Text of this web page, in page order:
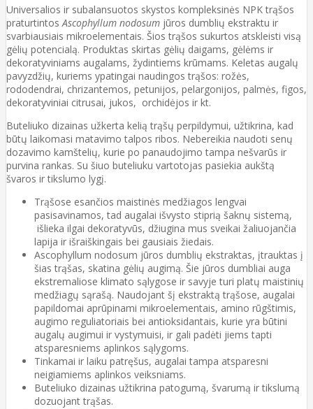
Universalios ir subalansuotos skystos kompleksinės NPK trąšos
praturtintosAscophyllum nodosum jūros dumblių ekstraktu ir
svarbiausiais mikroelementais. Šios trąšos sukurtos atskleisti visą
gėlių potencialą. Produktas skirtas gėlių daigams, gėlėms ir
dekoratyviniams augalams, žydintiems krūmams. Keletas augalų
pavyzdžių, kuriems ypatingai naudingos trąšos: rožės,
rododendrai, chrizantemos, petunijos, pelargonijos, palmės, figos,
dekoratyviniai citrusai, jukos, orchidėjos ir kt.
Buteliuko dizainas užkerta kelią trąšų perpildymui, užtikrina, kad
būtų laikomasi matavimo talpos ribos. Nebereikia naudoti senų
dozavimo kamštelių, kurie po panaudojimo tampa nešvarūs ir
purvina rankas. Su šiuo buteliuku vartotojas pasiekia aukštą
švaros ir tikslumo lygį.
Trąšose esančios maistinės medžiagos lengvai
pasisavinamos, tad augalai išvysto stiprią šaknų sistemą,
išlieka ilgai dekoratyvūs, džiugina mus sveikai žaliuojančia
lapija ir išraiškingais bei gausiais žiedais.
Ascophyllum nodosum jūros dumblių ekstraktas, įtrauktas į
šias trąšas, skatina gėlių augimą. Šie jūros dumbliai auga
ekstremaliose klimato sąlygose ir savyje turi platų maistinių
medžiagų sąrašą. Naudojant šį ekstraktą trąšose, augalai
papildomai aprūpinami mikroelementais, amino rūgštimis,
augimo reguliatoriais bei antioksidantais, kurie yra būtini
augalų augimui ir vystymuisi, ir gali padėti jiems tapti
atsparesniems aplinkos sąlygoms.
Tinkamai ir laiku patręšus, augalai tampa atsparesni
neigiamiems aplinkos veiksniams.
Buteliuko dizainas užtikrina patogumą, švarumą ir tikslumą
dozuojant trąšas.